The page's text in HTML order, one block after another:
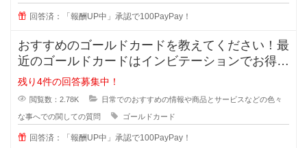
回答済：「報酬UP中」承認で100PayPay！
おすすめのゴールドカードを教えてください！最
近のゴールドカードはインビテーションでお得に
持てると知ったのですが、種類が多
残り4件の回答募集中！
閲覧数：2.78K 日常でのおすすめの情報や商品とサービスなどの色々
な事へでの関しての質問 ゴールドカード
回答済：「報酬UP中」承認で100PayPay！